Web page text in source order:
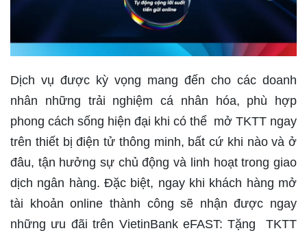
Dịch vụ được kỳ vọng mang đến cho các doanh
nhân những trải nghiệm cá nhân hóa, phù hợp
phong cách sống hiện đại khi có thể mở TKTT ngay
trên thiết bị điện tử thông minh, bất cứ khi nào và ở
đâu, tận hưởng sự chủ động và linh hoạt trong giao
dịch ngân hàng. Đặc biệt, ngay khi khách hàng mở
tài khoản online thành công sẽ nhận được ngay
những ưu đãi trên VietinBank eFAST: Tặng TKTT